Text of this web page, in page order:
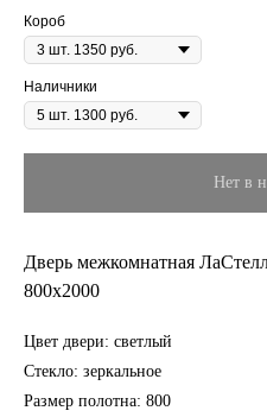
Короб
Наличники
Нет в
Дверь межкомнатная
800х2000
Цвет двери: светлый
Стекло: зеркальное
Размер полотна: 800